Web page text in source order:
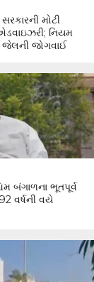
મોટી
નિયમ
જેલની જોગવાઈ
બંગાળના ભૂતપૂર્વ
વર્ષની વયે